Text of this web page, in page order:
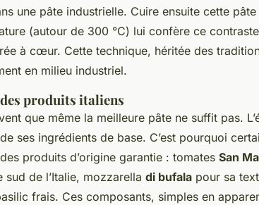
une pâte industrielle. Cuire ensuite cette
(autour de 300 °C) lui confère ce
à cœur. Cette technique, héritée des
en milieu industriel.
produits italiens
que même la meilleure pâte ne suffit pas.
ses ingrédients de base. C’est pourquoi
produits d’origine garantie : tomates San
de l’Italie, mozzarella di bufala pour sa
frais. Ces composants, simples en